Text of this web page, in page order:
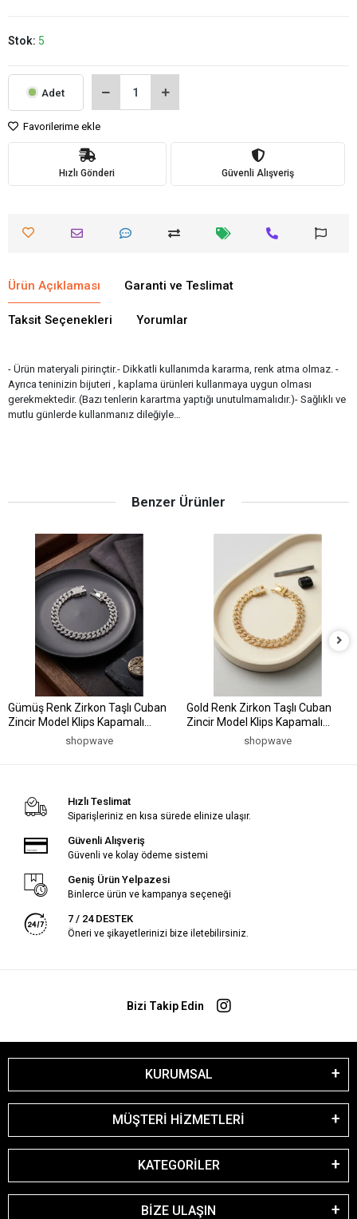
Stok: 5
Adet
Favorilerime ekle
Hızlı Gönderi Güvenli Alışveriş
Ürün Açıklaması Garanti ve Teslimat
Taksit Seçenekleri Yorumlar
- Ürün materyali pirinçtir.- Dikkatli kullanımda kararma, renk atma olmaz. -
Ayrıca teninizin bijuteri , kaplama ürünleri kullanmaya uygun olması
gerekmektedir. (Bazı tenlerin karartma yaptığı unutulmamalıdır.)- Sağlıklı ve
mutlu günlerde kullanmanız dileğiyle…
Benzer Ürünler
Gümüş Renk Zirkon Taşlı Cuban
Zincir Model Klips Kapamalı
Erkek Bileklikshopwave
Gold Renk Zirkon Taşlı Cuban
Zincir Model Klips Kapamalı
Erkek Bileklikshopwave
Hızlı Teslimat
Siparişleriniz en kısa sürede elinize ulaşır.
Güvenli Alışveriş
Güvenli ve kolay ödeme sistemi
Geniş Ürün Yelpazesi
Binlerce ürün ve kampanya seçeneği
7 / 24 DESTEK
Öneri ve şikayetlerinizi bize iletebilirsiniz.
Bizi Takip Edin
KURUMSAL
MÜŞTERİ HİZMETLERİ
KATEGORİLER
BİZE ULAŞIN